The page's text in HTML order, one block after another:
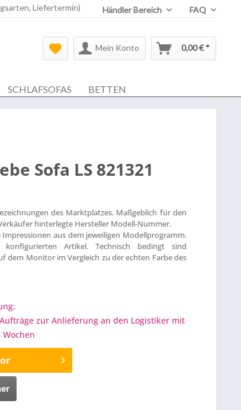
Liefertermin) Händler Bereich FAQ
Mein Konto 0,00 € *
SCHLAFSOFAS BETTEN
Sofa LS 821321
des Marktplatzes. Maßgeblich für den
hinterlegte Hersteller Modell-Nummer.
aus dem jeweiligen Modellprogramm.
Artikel. Technisch bedingt sind
dem Monitor im Vergleich zu der echten Farbe des
zur Anlieferung an den Logistiker mit